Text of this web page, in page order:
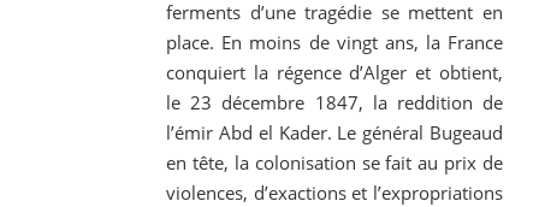
ferments d’une tragédie se mettent en
place. En moins de vingt ans, la France
conquiert la régence d’Alger et obtient,
le 23 décembre 1847, la reddition de
l’émir Abd el Kader. Le général Bugeaud
en tête, la colonisation se fait au prix de
violences, d’exactions et l’expropriations